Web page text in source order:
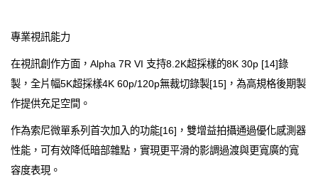
專業視訊能力
在視訊創作方面，Alpha 7R VI 支持8.2K超採樣的8K 30p [14]錄
製，全片幅5K超採樣4K 60p/120p無裁切錄製[15]，為高規格後期製
作提供充足空間。
作為索尼微單系列首次加入的功能[16]，雙增益拍攝通過優化感測器
性能，可有效降低暗部雜點，實現更平滑的影調過渡與更寬廣的寬
容度表現。